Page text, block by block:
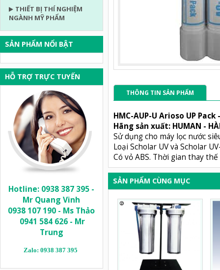
THIẾT BỊ THÍ NGHIỆM
NGÀNH MỸ PHẨM
SẢN PHẨM NỔI BẬT
HỖ TRỢ TRỰC TUYẾN
Hotline: 0938 387 395 -
Mr Quang Vinh
0938 107 190 - Ms Thảo
0941 584 626 - Mr
Trung
Zalo: 0938 387 395
THÔNG TIN SẢN PHẨM
HMC-AUP-U Arioso UP Pack
Hãng sản xuất: HUMAN -
Sử dụng cho máy lọc nước
Loại Scholar UV và Scholar
Có vỏ ABS. Thời gian thay
SẢN PHẨM CÙNG MỤC